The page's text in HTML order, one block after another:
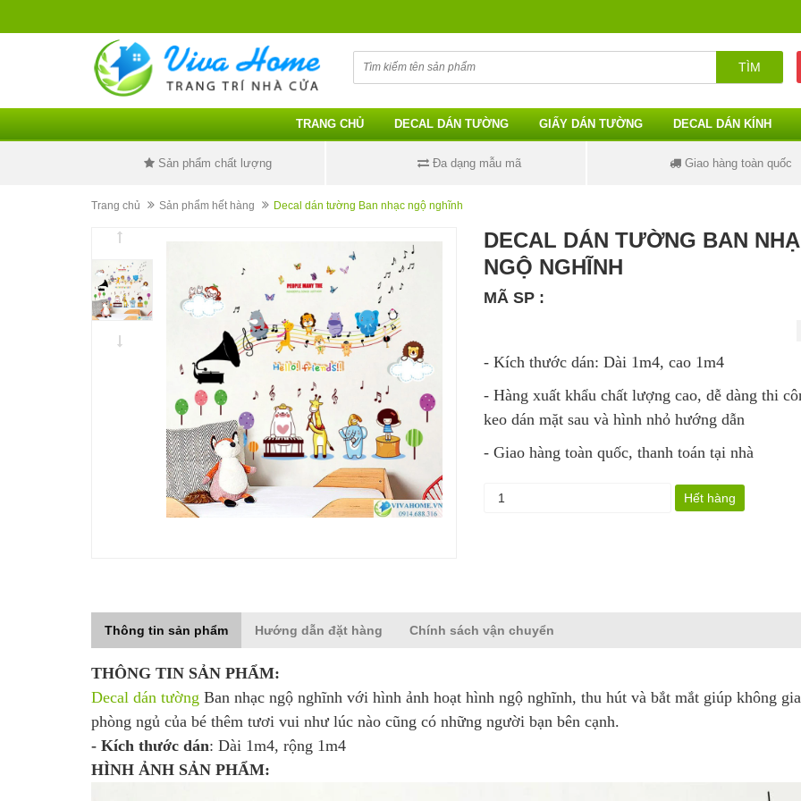
TÌM
TRANG CHỦ DECAL DÁN TƯỜNG GIẤY DÁN TƯỜNG DECAL DÁN KÍNH
Sản phẩm chất lượng Đa dạng mẫu mã Giao hàng toàn quốc
Trang chủ Sản phẩm hết hàng Decal dán tường Ban nhạc ngộ nghĩnh
DECAL DÁN TƯỜNG BAN
NGỘ NGHĨNH
MÃ SP :
- Kích thước dán: Dài 1m4, cao 1m4
- Hàng xuất khẩu chất lượng cao, dễ dàng thi
keo dán mặt sau và hình nhỏ hướng dẫn
- Giao hàng toàn quốc, thanh toán tại nhà
Hết hàng
Thông tin sản phẩm Hướng dẫn đặt hàng Chính sách vận chuyển
THÔNG TIN SẢN PHẨM:
Decal dán tường Ban nhạc ngộ nghĩnh với hình ảnh hoạt hình ngộ nghĩnh, thu hút và bắt mắt giúp không
phòng ngủ của bé thêm tươi vui như lúc nào cũng có những người bạn bên cạnh.
- Kích thước dán: Dài 1m4, rộng 1m4
HÌNH ẢNH SẢN PHẨM: